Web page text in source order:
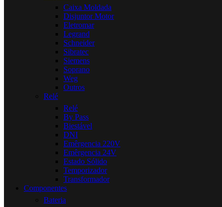
Caixa Moldada
Disjuntor Motor
Eletromar
Legrand
Schneider
Sibratec
Siemens
Soprano
Weg
Outros
Relé
Relé
By Pass
Biestável
DNI
Emêrgencia 220V
Emêrgencia 24V
Estado Sólido
Temporizador
Transformador
Componentes
Bateria